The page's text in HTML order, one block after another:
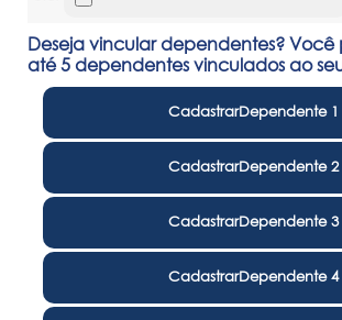
Deseja vincular dependentes?
até 5 dependentes vinculados ao
CadastrarDependente 1
CadastrarDependente 2
CadastrarDependente 3
CadastrarDependente 4